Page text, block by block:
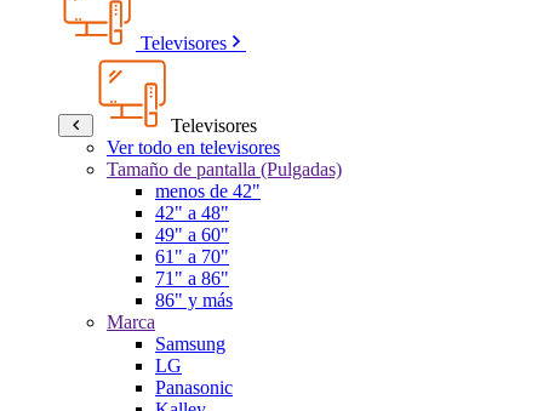
Televisores
Televisores
Ver todo en televisores
Tamaño de pantalla (Pulgadas)
menos de 42"
42" a 48"
49" a 60"
61" a 70"
71" a 86"
86" y más
Marca
Samsung
LG
Panasonic